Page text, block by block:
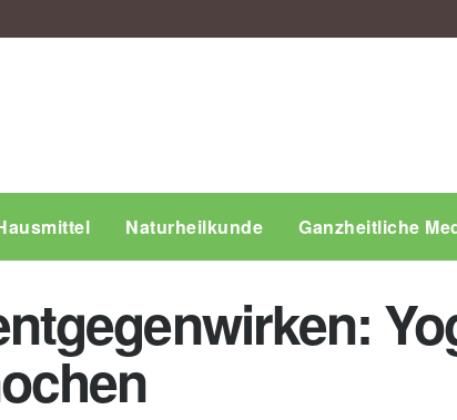
Naturheilkunde Ganzheitliche